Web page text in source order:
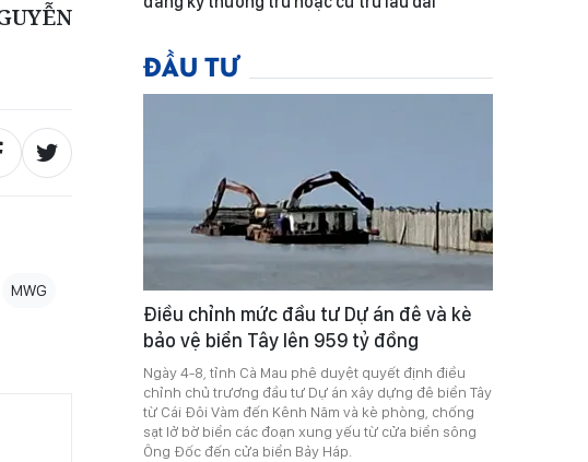
MWG
ĐẦU TƯ
Điều chỉnh mức đầu tư Dự án đê và kè
bảo vệ biển Tây lên 959 tỷ đồng
Ngày 4-8, tỉnh Cà Mau phê duyệt quyết định điều
chỉnh chủ trương đầu tư Dự án xây dựng đê biển Tây
từ Cái Đôi Vàm đến Kênh Năm và kè phòng, chống
sạt lở bờ biển các đoạn xung yếu từ cửa biển sông
Ông Đốc đến cửa biển Bảy Háp.